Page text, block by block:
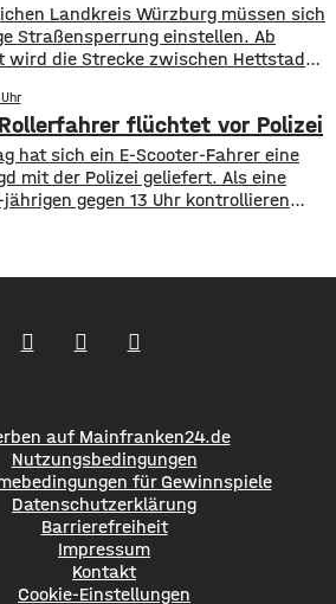
Landkreis Würzburg müssen sich
Straßensperrung einstellen. Ab
wird die Strecke zwischen Hettstadt
Die Fahrbahn muss erneuert
Abbrüche, Risse und
auf. Auch die Entwässerung
Die Arbeiten seien unter
flüchtet vor Polizei
hat sich ein E-Scooter-Fahrer eine
mit der Polizei geliefert. Als eine
gegen 13 Uhr kontrollieren
auf Mainfranken24.de
Nutzungsbedingungen
für Gewinnspiele
Datenschutzerklärung
Barrierefreiheit
Impressum
Kontakt
Cookie-Einstellungen